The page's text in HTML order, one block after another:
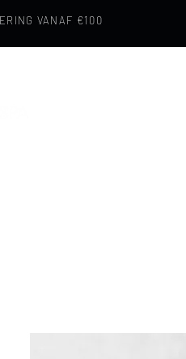
VANAF €100